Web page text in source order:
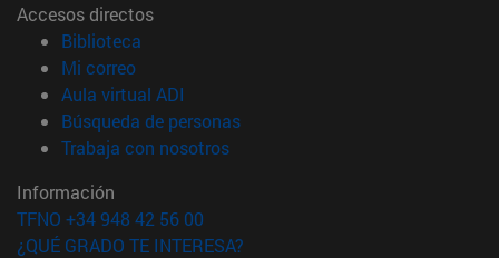
Accesos directos
Biblioteca
Mi correo(abre en nueva ventana)
Aula virtual ADI
Búsqueda de personas(abre en nueva ventana)
Trabaja con nosotros(abre en nueva ventana)
Información
TFNO +34 948 42 56 00
¿QUÉ GRADO TE INTERESA?